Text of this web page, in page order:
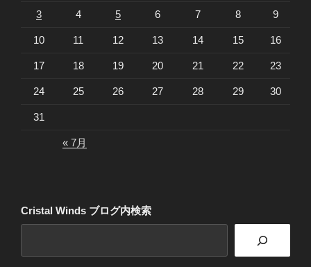
3 4 5 6 7 8 9
10 11 12 13 14 15 16
17 18 19 20 21 22 23
24 25 26 27 28 29 30
31
« 7月
Cristal Winds ブログ内検索